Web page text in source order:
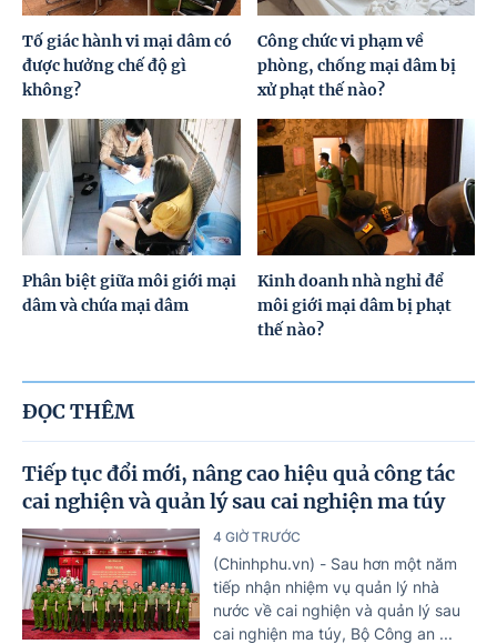
Tố giác hành vi mại dâm có
được hưởng chế độ gì
không?
Công chức vi phạm về
phòng, chống mại dâm bị
xử phạt thế nào?
Phân biệt giữa môi giới mại
dâm và chứa mại dâm
Kinh doanh nhà nghỉ để
môi giới mại dâm bị phạt
thế nào?
ĐỌC THÊM
Tiếp tục đổi mới, nâng cao hiệu quả công tác
cai nghiện và quản lý sau cai nghiện ma túy
4 GIỜ TRƯỚC
(Chinhphu.vn) - Sau hơn một năm
tiếp nhận nhiệm vụ quản lý nhà
nước về cai nghiện và quản lý sau
cai nghiện ma túy, Bộ Công an ...